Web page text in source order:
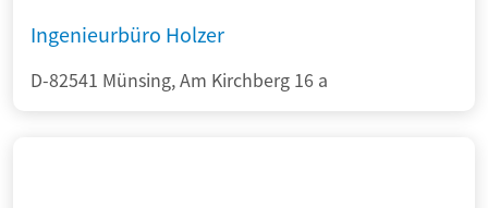
Ingenieurbüro Holzer
D-82541 Münsing, Am Kirchberg 16 a